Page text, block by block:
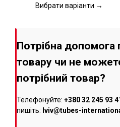
вибрати
Вибрати варіанти →
Потрібна допомога
товару чи не
потрібний товар?
Телефонуйте: +380 32 245 93
пишіть: lviv@tubes-